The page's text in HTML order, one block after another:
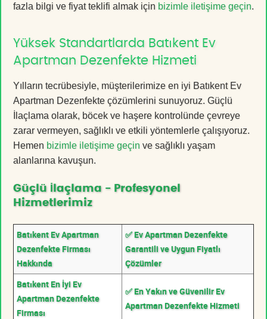
fazla bilgi ve fiyat teklifi almak için bizimle iletişime geçin.
Yüksek Standartlarda Batıkent Ev
Apartman Dezenfekte Hizmeti
Yılların tecrübesiyle, müşterilerimize en iyi Batıkent Ev
Apartman Dezenfekte çözümlerini sunuyoruz. Güçlü
İlaçlama olarak, böcek ve haşere kontrolünde çevreye
zarar vermeyen, sağlıklı ve etkili yöntemlerle çalışıyoruz.
Hemen bizimle iletişime geçin ve sağlıklı yaşam
alanlarına kavuşun.
Güçlü İlaçlama - Profesyonel
Hizmetlerimiz
Batıkent Ev Apartman
Dezenfekte Firması
Hakkında
✅ Ev Apartman Dezenfekte
Garantili ve Uygun Fiyatlı
Çözümler
Batıkent En İyi Ev
Apartman Dezenfekte
Firması
✅ En Yakın ve Güvenilir Ev
Apartman Dezenfekte Hizmeti